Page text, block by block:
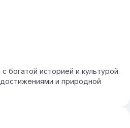
богатой историей и культурой.
и природной